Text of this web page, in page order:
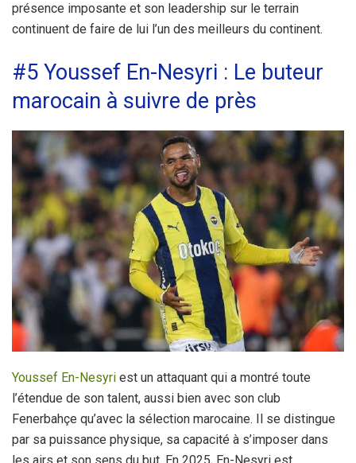
présence imposante et son leadership sur le terrain
continuent de faire de lui l’un des meilleurs du continent.
#5 Youssef En-Nesyri : Le buteur
marocain à suivre de près
Youssef En-Nesyri est un attaquant qui a montré toute
l’étendue de son talent, aussi bien avec son club
Fenerbahçe qu’avec la sélection marocaine. Il se distingue
par sa puissance physique, sa capacité à s’imposer dans